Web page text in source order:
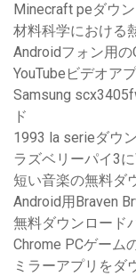
Minecraft peダウ
材料科学における
Androidフォン用
YouTubeビデオア
Samsung
ド
1993 la serieダウ
ラズベリーパイ3
短い音楽の無料ダ
Android用Braven
無料ダウンロード
Chrome PCゲーム
ミラーアプリをダ